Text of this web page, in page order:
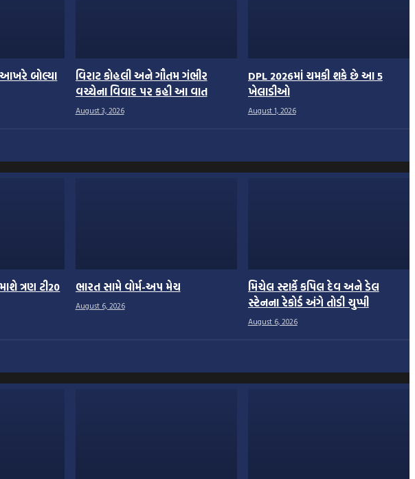
બોલ્યા
વિરાટ કોહલી અને ગૌતમ ગંભીર
વચ્ચેના વિવાદ પર કહી આ વાત
August 3, 2026
DPL 2026માં ચમકી શકે છે આ 5
ખેલાડીઓ
August 1, 2026
ત્રણ ટી20
ભારત સામે વોર્મ-અપ મેચ
August 6, 2026
મિચેલ સ્ટાર્કે કપિલ દેવ અને ડેલ
સ્ટેનના રેકોર્ડ અંગે તોડી ચુપ્પી
August 6, 2026